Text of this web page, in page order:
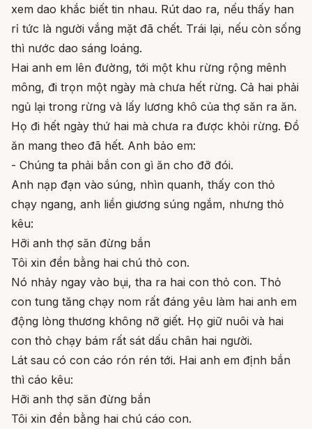
xem dao khắc biết tin nhau. Rút dao ra, nếu thấy han
rỉ tức là người vắng mặt đã chết. Trái lại, nếu còn sống
thì nước dao sáng loáng.
Hai anh em lên đường, tới một khu rừng rộng mênh
mông, đi trọn một ngày mà chưa hết rừng. Cả hai phải
ngủ lại trong rừng và lấy lương khô của thợ săn ra ăn.
Họ đi hết ngày thứ hai mà chưa ra được khỏi rừng. Đồ
ăn mang theo đã hết. Anh bảo em:
- Chúng ta phải bắn con gì ăn cho đỡ đói.
Anh nạp đạn vào súng, nhìn quanh, thấy con thỏ
chạy ngang, anh liền giương súng ngắm, nhưng thỏ
kêu:
Hỡi anh thợ săn đừng bắn
Tôi xin đền bằng hai chú thỏ con.
Nó nhảy ngay vào bụi, tha ra hai con thỏ con. Thỏ
con tung tăng chạy nom rất đáng yêu làm hai anh em
động lòng thương không nỡ giết. Họ giữ nuôi và hai
con thỏ chạy bám rất sát dấu chân hai người.
Lát sau có con cáo rón rén tới. Hai anh em định bắn
thì cáo kêu:
Hỡi anh thợ săn đừng bắn
Tôi xin đền bằng hai chú cáo con.